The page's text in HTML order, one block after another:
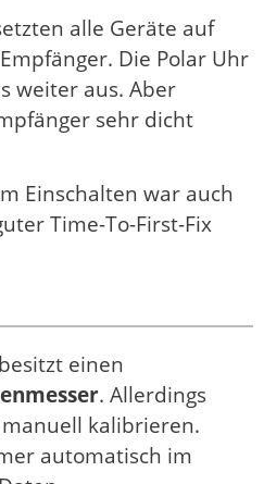
alle Geräte auf
Die Polar Uhr
weiter aus. Aber
sehr dicht
Einschalten war auch
Time-To-First-Fix
einen
. Allerdings
kalibrieren.
automatisch im